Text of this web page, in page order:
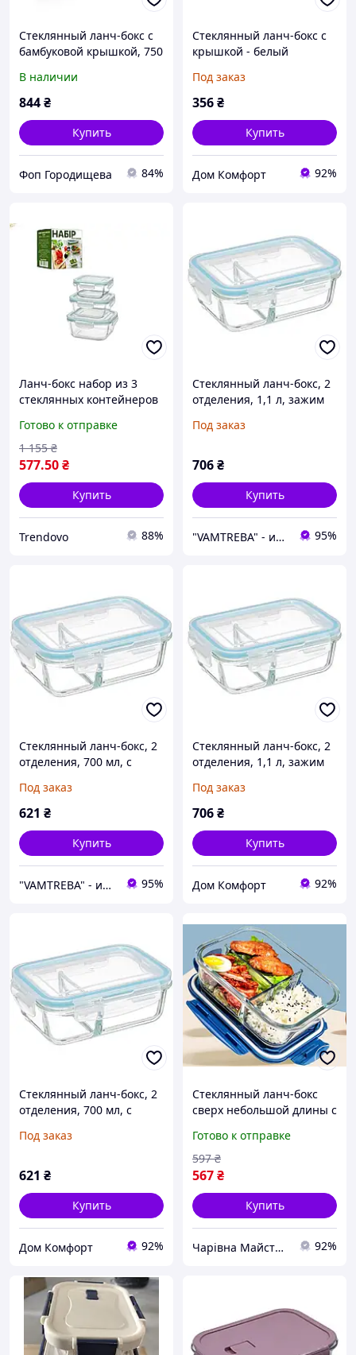
Стеклянный ланч-бокс с
бамбуковой крышкой, 750
В наличии
844₴
Купить
Фоп Городищева 84%
Стеклянный ланч-бокс с
крышкой - белый
Под заказ
356₴
Купить
Дом Комфорт 92%
Ланч-бокс набор из 3
стеклянных контейнеров
320мл 520мл 800мл
Готово к отправке
577.50₴
1 155 ₴
Купить
Trendovo 88%
Стеклянный ланч-бокс, 2
отделения, 1,1 л, зажим
Под заказ
706₴
Купить
"VAMTREBA" - интерьеры мечт теперь доступны для всех! Вы найдете здесь все из ИК! 95%
Стеклянный ланч-бокс, 2
отделения, 700 мл, с
Под заказ
621 ₴
Купить
"VAMTREBA" - интерьеры мечт теперь доступны для всех! Вы найдете здесь все из ИК! 95%
Стеклянный ланч-бокс, 2
отделения, 1,1 л, зажим
Под заказ
706₴
Купить
Дом Комфорт 92%
Стеклянный ланч-бокс, 2
отделения, 700 мл, с
Под заказ
621 ₴
Купить
Дом Комфорт 92%
Стеклянный ланч-бокс
сверх небольшой длины с
1520 мл
Готово к отправке
567₴
597 ₴
Купить
Чарівна Майстерня 92%